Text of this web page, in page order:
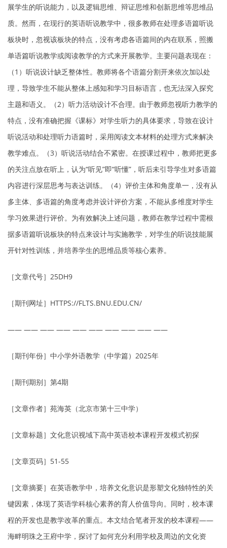
展学生的听说能力，以及逻辑思维、辩证思维和创新思维等思维品
质。然而，在现行的英语听说教学中，很多教师在处理多语篇听说
板块时，忽视该板块的特点，没有考虑各语篇间的内在联系，照搬
单语篇听说教学或阅读教学的方式来开展教学。主要问题表现在：
（1）听说设计缺乏整体性。教师将各个语篇分割开来依次加以处
理，导致学生不能从整体上感知和学习目标语言，也无法深入探究
主题和语义。（2）听力活动设计不合理。由于教师忽视听力教学的
特点，没有准确把握《课标》对学生听力的具体要求，导致在设计
听说活动和处理听力语篇时，采用阅读文本材料的处理方式来解决
教学难点。（3）听说活动结合不紧密。在授课过程中，教师把更多
的关注点放在听上，认为“听见”即“听懂”，听后未引导学生对多语篇
内容进行深层思考与表达训练。（4）评价主体和角度单一，没有从
多主体、多语篇的角度考虑并设计评价方案，不能从多维度对学生
学习效果进行评价。为有效解决上述问题，教师在教学过程中需根
据多语篇听说板块的特点来设计与实施教学，对学生的听说技能展
开针对性训练，并培养学生的思维品质等核心素养。
［文章代号］25DH9
［期刊网址］HTTPS://FLTS.BNU.EDU.CN/
—— —— —— —— —— —— —— —— —— ——
［期刊年份］中小学外语教学（中学篇）2025年
［期刊期别］第4期
［文章作者］苑海英（北京市第十三中学）
［文章标题］文化意识视域下高中英语校本课程开发模式初探
［文章页码］51-55
［文章摘要］在英语教学中，培养文化意识是形塑文化独特性的关
键因素，体现了英语学科核心素养的育人价值导向。同时，校本课
程的开发也是教学改革的重点。本文结合笔者开发的校本课程——
海畔明珠之王府中学，探讨了如何充分利用学校及周边的文化资